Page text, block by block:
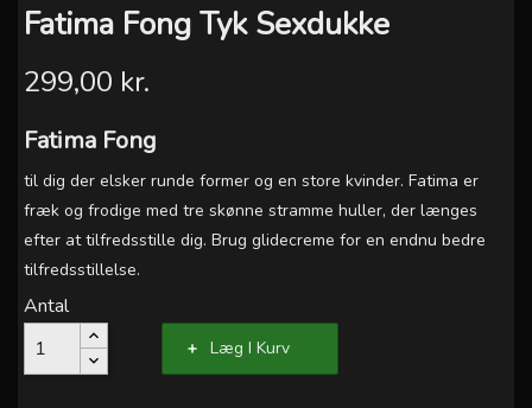
Fatima Fong Tyk Sexdukke
299,00 kr.
Fatima Fong
til dig der elsker runde former og en store kvinder. Fatima er
fræk og frodige med tre skønne stramme huller, der længes
efter at tilfredsstille dig. Brug glidecreme for en endnu bedre
tilfredsstillelse.
Antal
Læg I Kurv